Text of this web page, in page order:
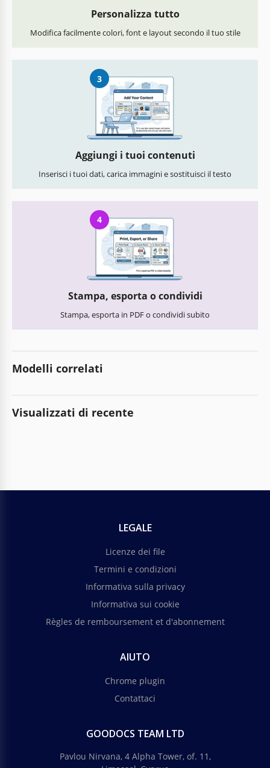
Personalizza tutto
Modifica facilmente colori, font e layout secondo il tuo stile
3
Aggiungi i tuoi contenuti
Inserisci i tuoi dati, carica immagini e sostituisci il testo
4
Stampa, esporta o condividi
Stampa, esporta in PDF o condividi subito
Modelli correlati
Visualizzati di recente
LEGALE
Licenze dei file
Termini e condizioni
Informativa sulla privacy
Informativa sui cookie
Règles de remboursement et d'abonnement
AIUTO
Chrome plugin
Contattaci
GOODOCS TEAM LTD
Pavlou Nirvana, 4 Alpha Tower, of. 11,